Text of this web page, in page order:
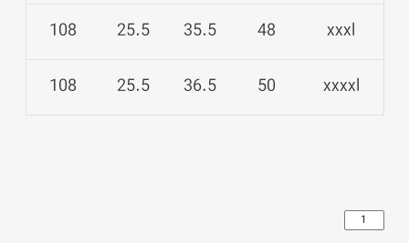
xxxl
48
35.5
25.5
108
xxxxl
50
36.5
25.5
108
اسلش
نیم